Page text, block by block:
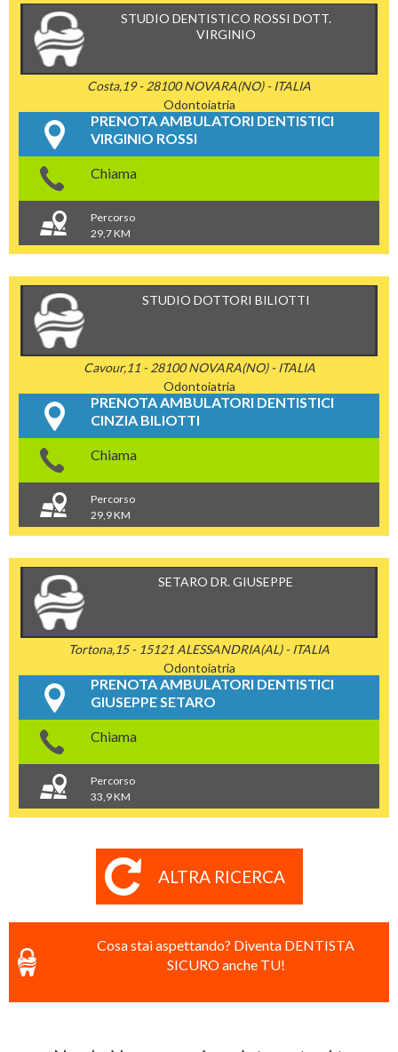
STUDIO DENTISTICO ROSSI DOTT.
VIRGINIO
Costa,19 - 28100 NOVARA(NO) - ITALIA
Odontoiatria
PRENOTA AMBULATORI DENTISTICI
VIRGINIO ROSSI
Chiama
Percorso
29,7 KM
STUDIO DOTTORI BILIOTTI
Cavour,11 - 28100 NOVARA(NO) - ITALIA
Odontoiatria
PRENOTA AMBULATORI DENTISTICI
CINZIA BILIOTTI
Chiama
Percorso
29,9 KM
SETARO DR. GIUSEPPE
Tortona,15 - 15121 ALESSANDRIA(AL) - ITALIA
Odontoiatria
PRENOTA AMBULATORI DENTISTICI
GIUSEPPE SETARO
Chiama
Percorso
33,9 KM
ALTRA RICERCA
Cosa stai aspettando? Diventa DENTISTA
SICURO anche TU!